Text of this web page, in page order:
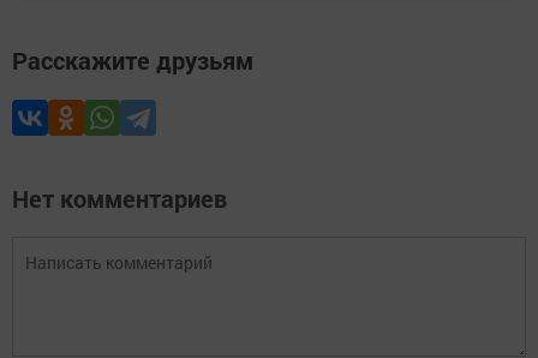
Расскажите друзьям
Нет комментариев